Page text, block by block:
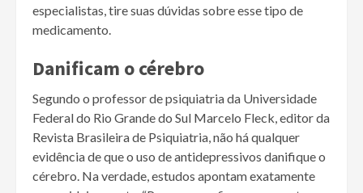
especialistas, tire suas dúvidas sobre esse tipo de
medicamento.
Danificam o cérebro
Segundo o professor de psiquiatria da Universidade
Federal do Rio Grande do Sul Marcelo Fleck, editor da
Revista Brasileira de Psiquiatria, não há qualquer
evidência de que o uso de antidepressivos danifique o
cérebro. Na verdade, estudos apontam exatamente